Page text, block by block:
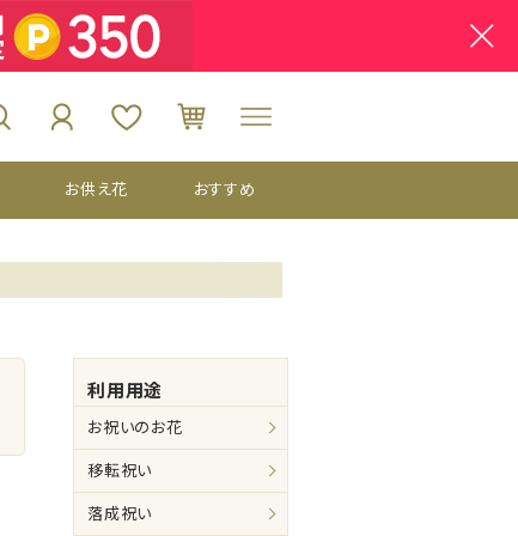
お供え花 おすすめ
利用用途
お祝いのお花
移転祝い
落成祝い